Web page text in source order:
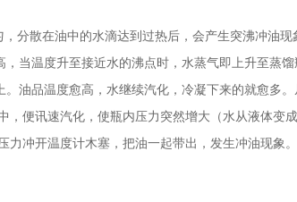
散在油中的水滴达到过热后，会产生突沸冲油现
当温度升至接近水的沸点时，水蒸气即上升至蒸馏
油品温度愈高，水继续汽化，冷凝下来的就愈多
便讯速汽化，使瓶内压力突然增大（水从液体变
冲开温度计木塞，把油一起带出，发生冲油现象